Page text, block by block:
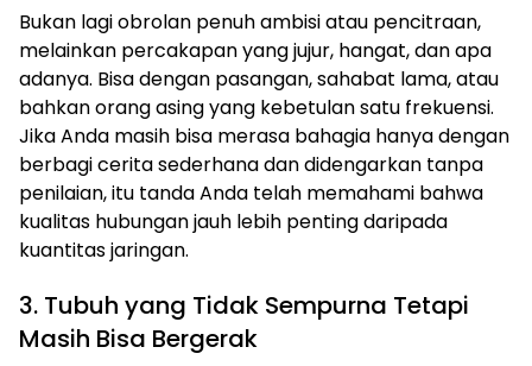
Bukan lagi obrolan penuh ambisi atau pencitraan,
melainkan percakapan yang jujur, hangat, dan apa
adanya. Bisa dengan pasangan, sahabat lama, atau
bahkan orang asing yang kebetulan satu frekuensi.
Jika Anda masih bisa merasa bahagia hanya dengan
berbagi cerita sederhana dan didengarkan tanpa
penilaian, itu tanda Anda telah memahami bahwa
kualitas hubungan jauh lebih penting daripada
kuantitas jaringan.
3. Tubuh yang Tidak Sempurna Tetapi
Masih Bisa Bergerak